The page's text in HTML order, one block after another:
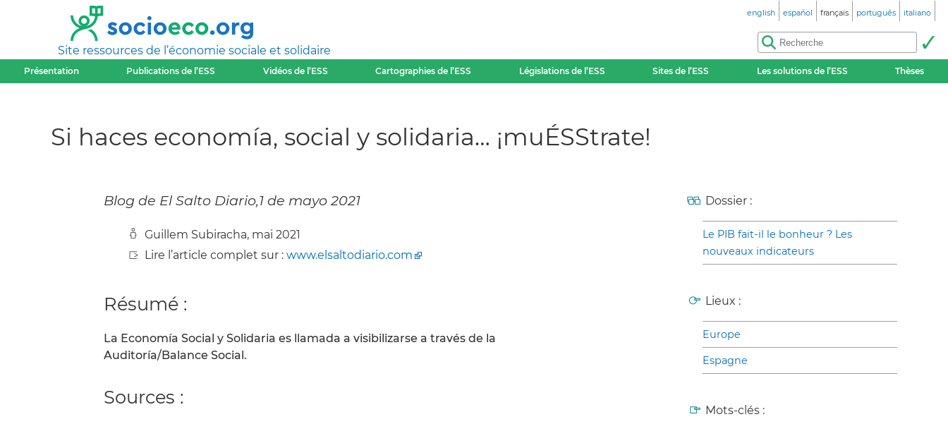
Site ressources de l’économie sociale et solidaire
english español français português italiano
Présentation Publications de l’ESS Vidéos de l’ESS Cartographies de l’ESS Législations de l’ESS Sites de l’ESS Les solutions de l’ESS Thèses
Si haces economía, social y solidaria… ¡muÉSStrate!
Blog de El Salto Diario,1 de mayo 2021
Guillem Subiracha, mai 2021
Lire l’article complet sur : www.elsaltodiario.com
Résumé :
La Economía Social y Solidaria es llamada a visibilizarse a través de la
Auditoría/Balance Social.
Sources :
Dossier :
Le PIB fait-il le bonheur ? Les
nouveaux indicateurs
Lieux :
Europe
Espagne
Mots-clés :